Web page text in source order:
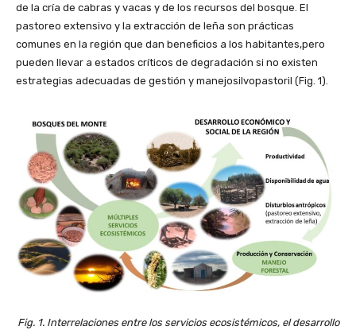
de la cría de cabras y vacas y de los recursos del bosque. El
pastoreo extensivo y la extracción de leña son prácticas
comunes en la región que dan beneficios a los habitantes,pero
pueden llevar a estados críticos de degradación si no existen
estrategias adecuadas de gestión y manejosilvopastoril (Fig. 1).
Fig. 1. Interrelaciones entre los servicios ecosistémicos, el desarrollo